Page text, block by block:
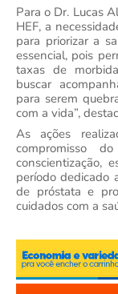
Para o Dr. Lucas
HEF, a
para priorizar a
essencial, pois
taxas de
buscar
para serem
com a vida”,
As ações
compromisso
conscientização,
período dedicado
de próstata e
cuidados com a